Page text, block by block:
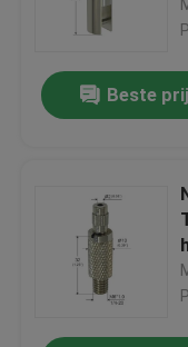
Videos
Ongeveer ons
Beste